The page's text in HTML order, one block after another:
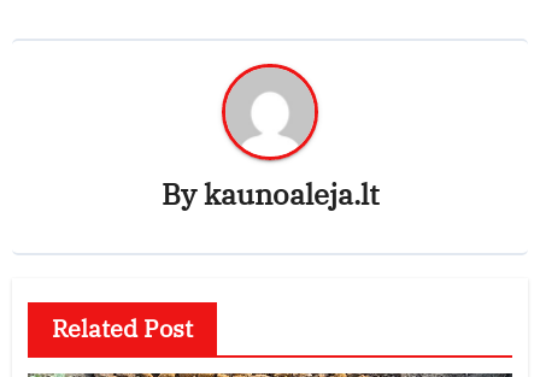
Bykaunoaleja.lt
Related Post